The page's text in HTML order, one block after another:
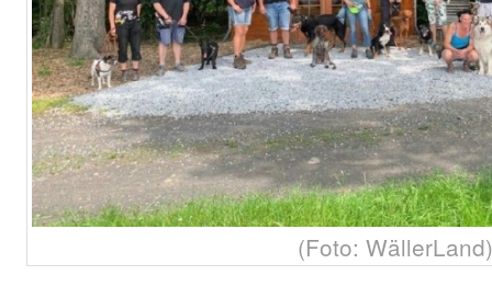
(Foto: WällerLand)